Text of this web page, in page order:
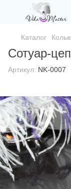
Каталог
Сотуар-
Артикул: NK-0007